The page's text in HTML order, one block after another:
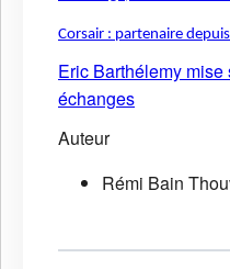
Corsair : partenaire
Eric Barthélemy
échanges
Auteur
Rémi Bain